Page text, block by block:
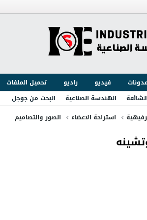
فيديو راديو تحميل الملفات
الهندسة الصناعية
البحث من جوجل
استراحة الاعضاء الصور والتصاميم